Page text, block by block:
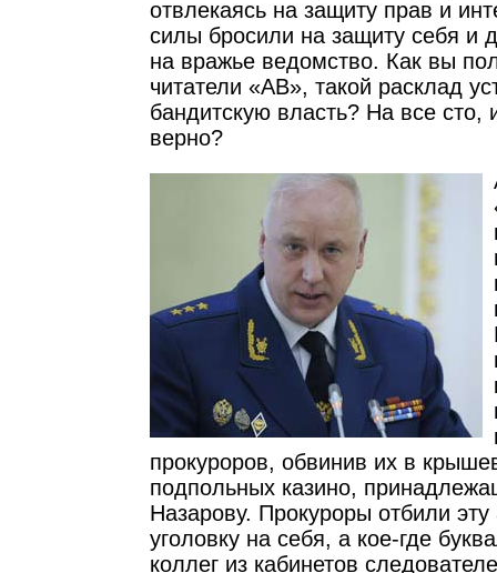
отвлекаясь на защиту прав и
силы бросили на защиту себя и
на вражье ведомство. Как вы
читатели «АВ», такой расклад
бандитскую власть? На все сто,
верно?
прокуроров, обвинив их в
подпольных казино,
Назарову. Прокуроры отбили
уголовку на себя, а кое-где
коллег из кабинетов